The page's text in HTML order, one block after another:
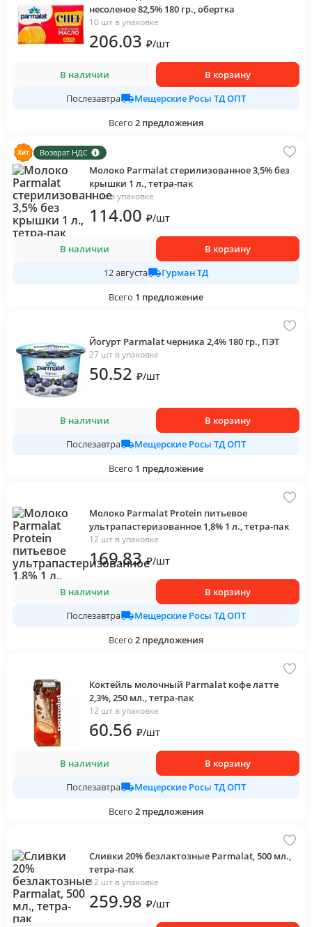
несоленое 82,5% 180 гр., обертка
10 шт в упаковке
206.03 ₽/шт
В наличии
В корзину
Послезавтра
Мещерские Росы ТД ОПТ
Всего 2 предложения
Возврат НДС
Молоко Parmalat стерилизованное 3,5% без
крышки 1 л., тетра-пак
1 шт в упаковке
114.00 ₽/шт
В наличии
В корзину
12 августа
Гурман ТД
Всего 1 предложение
Йогурт Parmalat черника 2,4% 180 гр., ПЭТ
27 шт в упаковке
50.52 ₽/шт
В наличии
В корзину
Послезавтра
Мещерские Росы ТД ОПТ
Всего 1 предложение
Молоко Parmalat Protein питьевое
ультрапастеризованное 1,8% 1 л., тетра-пак
12 шт в упаковке
169.83 ₽/шт
В наличии
В корзину
Послезавтра
Мещерские Росы ТД ОПТ
Всего 2 предложения
Коктейль молочный Parmalat кофе латте
2,3%, 250 мл., тетра-пак
12 шт в упаковке
60.56 ₽/шт
В наличии
В корзину
Послезавтра
Мещерские Росы ТД ОПТ
Всего 2 предложения
Сливки 20% безлактозные Parmalat, 500 мл.,
тетра-пак
12 шт в упаковке
259.98 ₽/шт